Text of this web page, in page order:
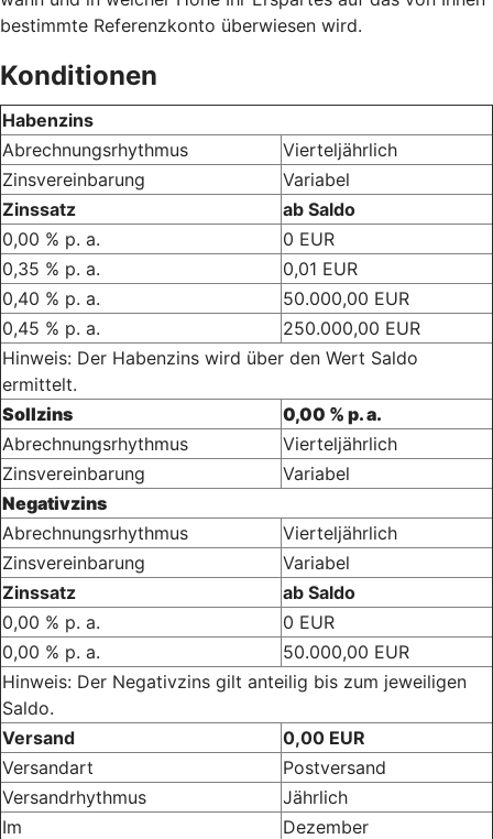
bestimmte Referenzkonto überwiesen wird.
Konditionen
Habenzins
Abrechnungsrhythmus
Vierteljährlich
Zinsvereinbarung
Variabel
Zinssatz
ab Saldo
0,00 % p. a.
0 EUR
0,35 % p. a.
0,01 EUR
0,40 % p. a.
50.000,00 EUR
0,45 % p. a.
250.000,00 EUR
Hinweis: Der Habenzins wird über den Wert Saldo
ermittelt.
Sollzins
0,00 % p. a.
Abrechnungsrhythmus
Vierteljährlich
Zinsvereinbarung
Variabel
Negativzins
Abrechnungsrhythmus
Vierteljährlich
Zinsvereinbarung
Variabel
Zinssatz
ab Saldo
0,00 % p. a.
0 EUR
0,00 % p. a.
50.000,00 EUR
Hinweis: Der Negativzins gilt anteilig bis zum jeweiligen
Saldo.
Versand
0,00 EUR
Versandart
Postversand
Versandrhythmus
Jährlich
Im
Dezember